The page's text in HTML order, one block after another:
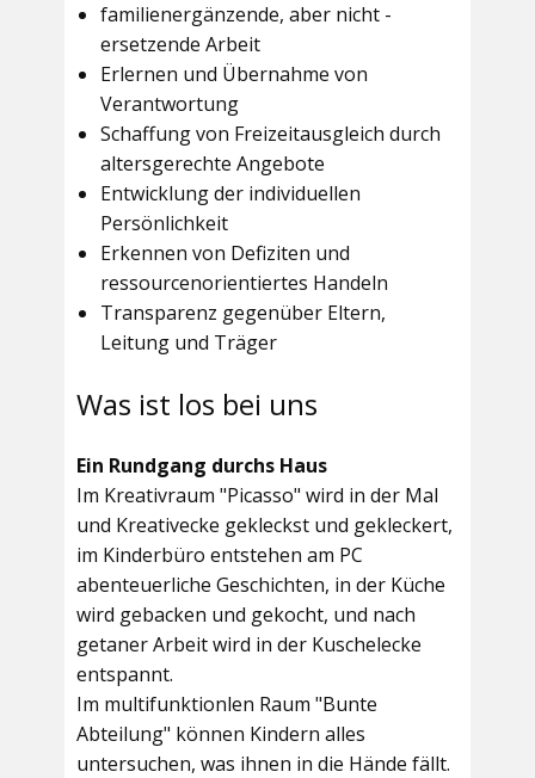
familienergänzende, aber nicht -
ersetzende Arbeit
Erlernen und Übernahme von
Verantwortung
Schaffung von Freizeitausgleich durch
altersgerechte Angebote
Entwicklung der individuellen
Persönlichkeit
Erkennen von Defiziten und
ressourcenorientiertes Handeln
Transparenz gegenüber Eltern,
Leitung und Träger
Was ist los bei uns
Ein Rundgang durchs Haus
Im Kreativraum "Picasso" wird in der Mal
und Kreativecke gekleckst und gekleckert,
im Kinderbüro entstehen am PC
abenteuerliche Geschichten, in der Küche
wird gebacken und gekocht, und nach
getaner Arbeit wird in der Kuschelecke
entspannt.
Im multifunktionlen Raum "Bunte
Abteilung" können Kindern alles
untersuchen, was ihnen in die Hände fällt.